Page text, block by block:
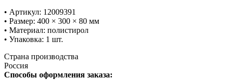
• Артикул: 12009391
• Размер: 400 × 300 × 80 мм
• Материал: полистирол
• Упаковка: 1 шт.
Страна производства
Россия
Способы оформления заказа: